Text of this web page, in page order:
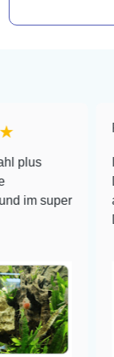
Ich war
Die
alle Fische
Dank und